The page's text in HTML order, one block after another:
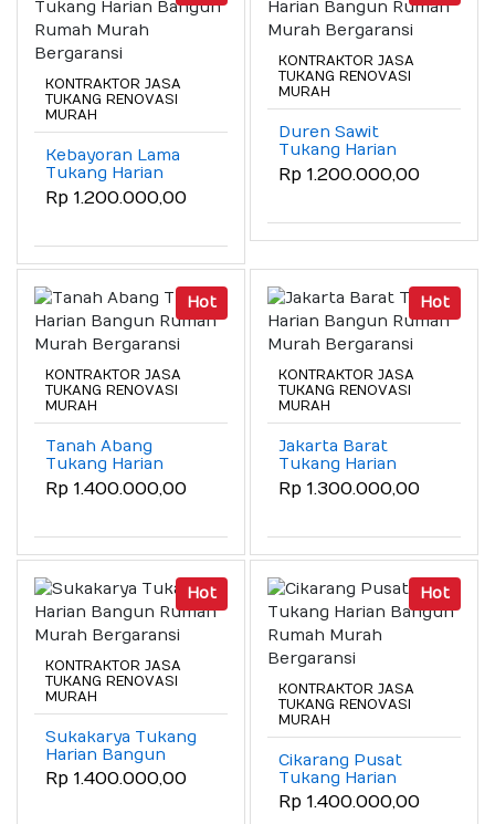
KONTRAKTOR JASA
TUKANG RENOVASI
MURAH
Kebayoran Lama
Tukang Harian
Bangun Rumah
Murah Bergaransi
Rp 1.200.000,00
KONTRAKTOR JASA
TUKANG RENOVASI
MURAH
Duren Sawit
Tukang Harian
Bangun Rumah
Murah Bergaransi
Rp 1.200.000,00
Hot
KONTRAKTOR JASA
TUKANG RENOVASI
MURAH
Tanah Abang
Tukang Harian
Bangun Rumah
Murah Bergaransi
Rp 1.400.000,00
Hot
KONTRAKTOR JASA
TUKANG RENOVASI
MURAH
Jakarta Barat
Tukang Harian
Bangun Rumah
Murah Bergaransi
Rp 1.300.000,00
Hot
KONTRAKTOR JASA
TUKANG RENOVASI
MURAH
Sukakarya Tukang
Harian Bangun
Rumah Murah
Bergaransi
Rp 1.400.000,00
Hot
KONTRAKTOR JASA
TUKANG RENOVASI
MURAH
Cikarang Pusat
Tukang Harian
Bangun Rumah
Murah Bergaransi
Rp 1.400.000,00